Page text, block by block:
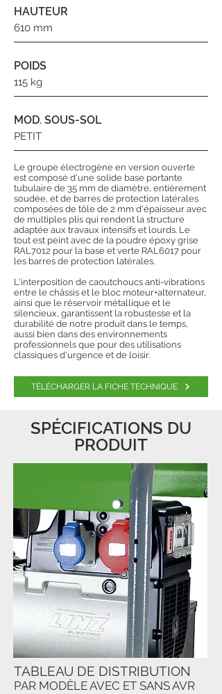
HAUTEUR
610 mm
POIDS
115 kg
MOD. SOUS-SOL
PETIT
Le groupe électrogène en version ouverte
est composé d'une solide base portante
tubulaire de 35 mm de diamètre, entièrement
soudée, et de barres de protection latérales
composées de tôle de 2 mm d'épaisseur avec
de multiples plis qui rendent la structure
adaptée aux travaux intensifs et lourds. Le
tout est peint avec de la poudre époxy grise
RAL7012 pour la base et verte RAL6017 pour
les barres de protection latérales.
L'interposition de caoutchoucs anti-vibrations
entre le châssis et le bloc moteur+alternateur,
ainsi que le réservoir métallique et le
silencieux, garantissent la robustesse et la
durabilité de notre produit dans le temps,
aussi bien dans des environnements
professionnels que pour des utilisations
classiques d'urgence et de loisir.
TÉLÉCHARGER LA FICHE TECHNIQUE
SPÉCIFICATIONS DU
PRODUIT
TABLEAU DE DISTRIBUTION
PAR MODÈLE AVEC ET SANS AVR